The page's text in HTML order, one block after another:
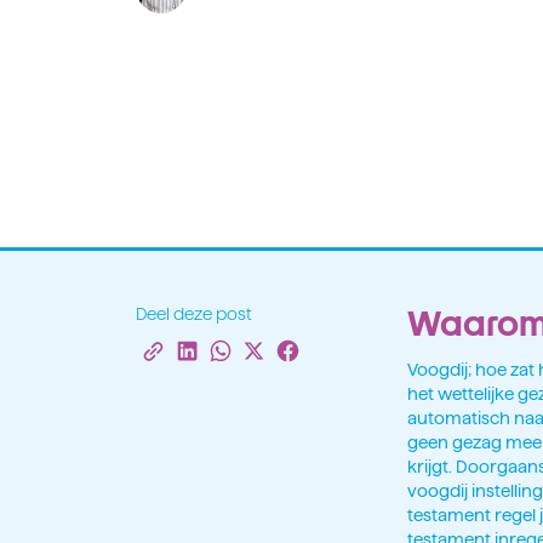
Deel deze post
Voogdij; hoe
het wettelijke
automatisch
geen gezag
krijgt.
voogdij
testament regel